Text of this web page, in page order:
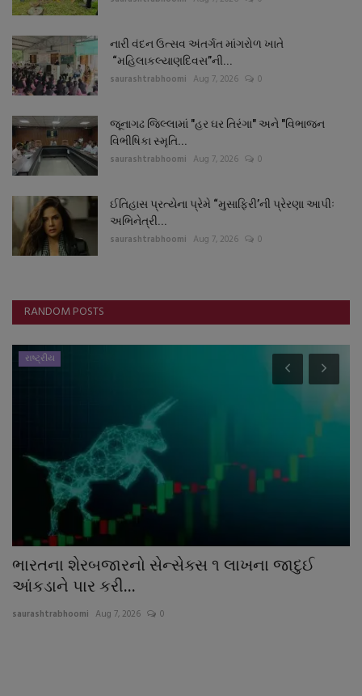
નારી વંદન ઉત્સવ અંતર્ગત માંગરોળ ખાતે
“મહિલાકલ્યાણદિવસ”ની...
saurashtrabhoomi Aug 7, 2026 0
જૂનાગઢ જિલ્લામાં "હર ઘર તિરંગા" અને "વિભાજન
વિભીષિકા સ્મૃતિ...
saurashtrabhoomi Aug 7, 2026 0
ઈતિહાસ પ્રત્યેના પ્રેમે “મુસાફિરી’ની પ્રેરણા આપીઃ
અભિનેત્રી...
saurashtrabhoomi Aug 7, 2026 0
RANDOM POSTS
રાષ્ટ્રીય
ભારતના શેરબજારનો સેન્સેક્સ ૧ લાખના જાદુઈ
આંકડાને પાર કરી...
saurashtrabhoomi Aug 7, 2026 0